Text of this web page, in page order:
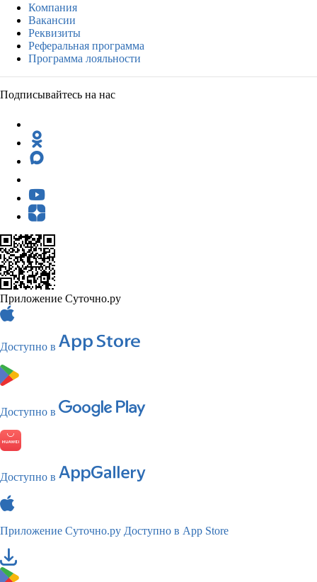
Компания
Вакансии
Реквизиты
Реферальная программа
Программа лояльности
Подписывайтесь на нас
Приложение Суточно.ру
Доступно в
Доступно в
Доступно в
Приложение Суточно.ру Доступно в App Store